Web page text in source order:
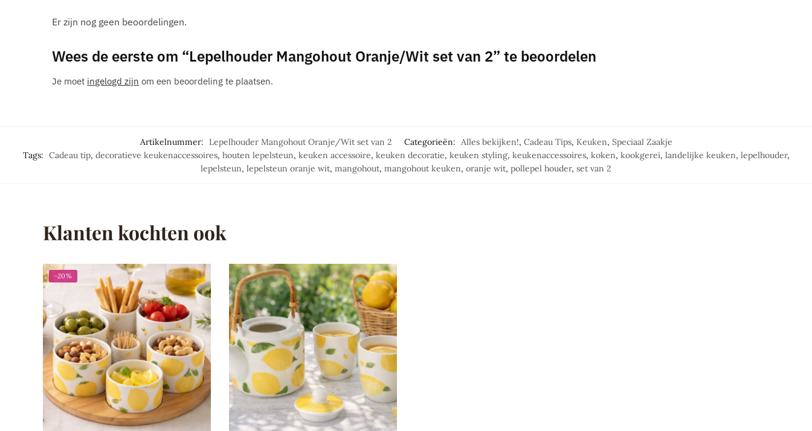
Er zijn nog geen beoordelingen.
Wees de eerste om “Lepelhouder Mangohout Oranje/Wit set van 2” te beoordelen
Je moet ingelogd zijn om een beoordeling te plaatsen.
Artikelnummer: Lepelhouder Mangohout Oranje/Wit set van 2 Categorieën: Alles bekijken!, Cadeau Tips, Keuken, Speciaal Zaakje
Tags: Cadeau tip, decoratieve keukenaccessoires, houten lepelsteun, keuken accessoire, keuken decoratie, keuken styling, keukenaccessoires, koken, kookgerei, landelijke keuken, lepelhouder,
lepelsteun, lepelsteun oranje wit, mangohout, mangohout keuken, oranje wit, pollepel houder, set van 2
Klanten kochten ook
-20%